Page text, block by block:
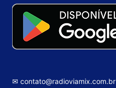
✉ contato@radioviamix.com.br